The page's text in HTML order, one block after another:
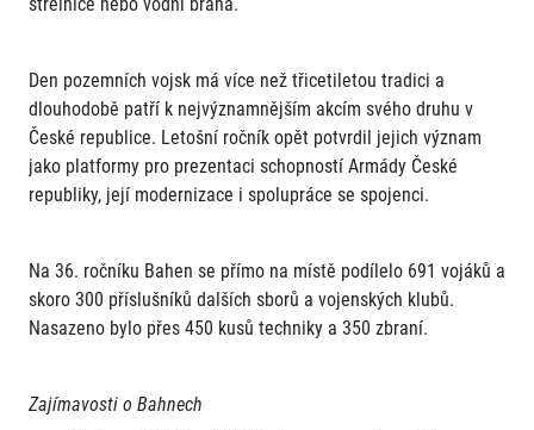
střelnice nebo vodní brána.
Den pozemních vojsk má více než třicetiletou tradici a
dlouhodobě patří k nejvýznamnějším akcím svého druhu v
České republice. Letošní ročník opět potvrdil jejich význam
jako platformy pro prezentaci schopností Armády České
republiky, její modernizace i spolupráce se spojenci.
Na 36. ročníku Bahen se přímo na místě podílelo 691 vojáků a
skoro 300 příslušníků dalších sborů a vojenských klubů.
Nasazeno bylo přes 450 kusů techniky a 350 zbraní.
Zajímavosti o Bahnech